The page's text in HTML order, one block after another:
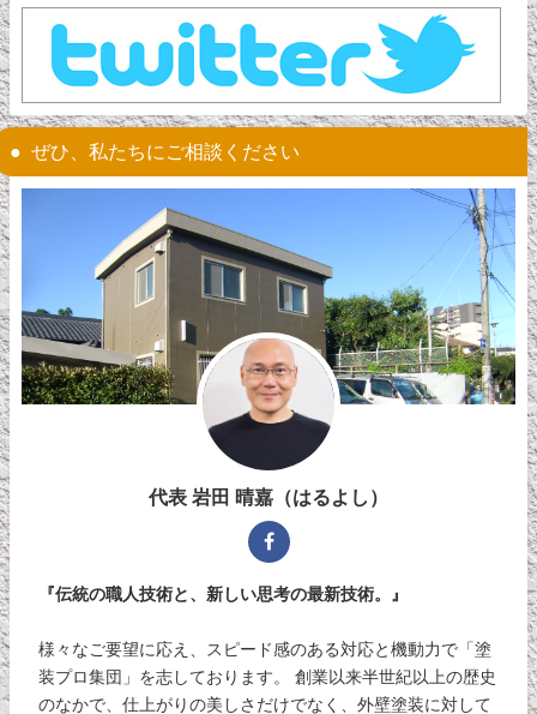
ぜひ、私たちにご相談ください
代表 岩田 晴嘉（はるよし）
『伝統の職人技術と、新しい思考の最新技術。』
様々なご要望に応え、スピード感のある対応と機動力で「塗
装プロ集団」を志しております。 創業以来半世紀以上の歴史
のなかで、仕上がりの美しさだけでなく、外壁塗装に対して